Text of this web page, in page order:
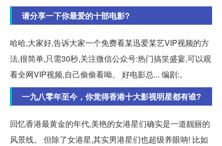
请分享一下你最爱的十部电影?
哈哈,大家好,告诉大家一个免费看某迅爱某艺VIP视频的方
法,很简单,只需30秒,关注微信公众号:热门搞笑盛宴,可以观
看全网VIP视频,自己偷偷看呦。 好电影总... 编剧:。
一九八零年至今，你觉得香港十大影视明星都有谁?
回忆香港最黄金的年代,美艳的女港星们确实是一道靓丽的
风景线。 但除了女港星,其实男港星们也超级养眼呐! 比如